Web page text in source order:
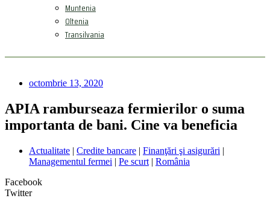
Muntenia
Oltenia
Transilvania
octombrie 13, 2020
APIA ramburseaza fermierilor o suma
importanta de bani. Cine va beneficia
Actualitate | Credite bancare | Finanţări şi asigurări |
Managementul fermei | Pe scurt | România
Facebook
Twitter